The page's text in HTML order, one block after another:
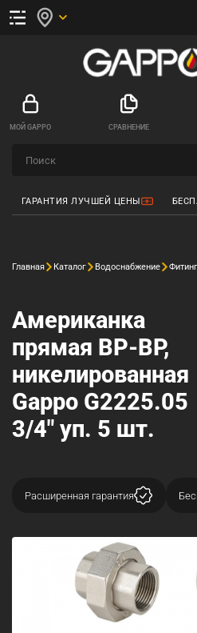
МОЙ GAPPO СРАВНЕНИЕ
ГАРАНТИЯ ЛУЧШЕЙ ЦЕНЫ
Главная Каталог Водоснабжение
Американка
прямая ВР-ВР,
никелированная
Gappo G2225.05
3/4" уп. 5 шт.
Расширенная гарантия